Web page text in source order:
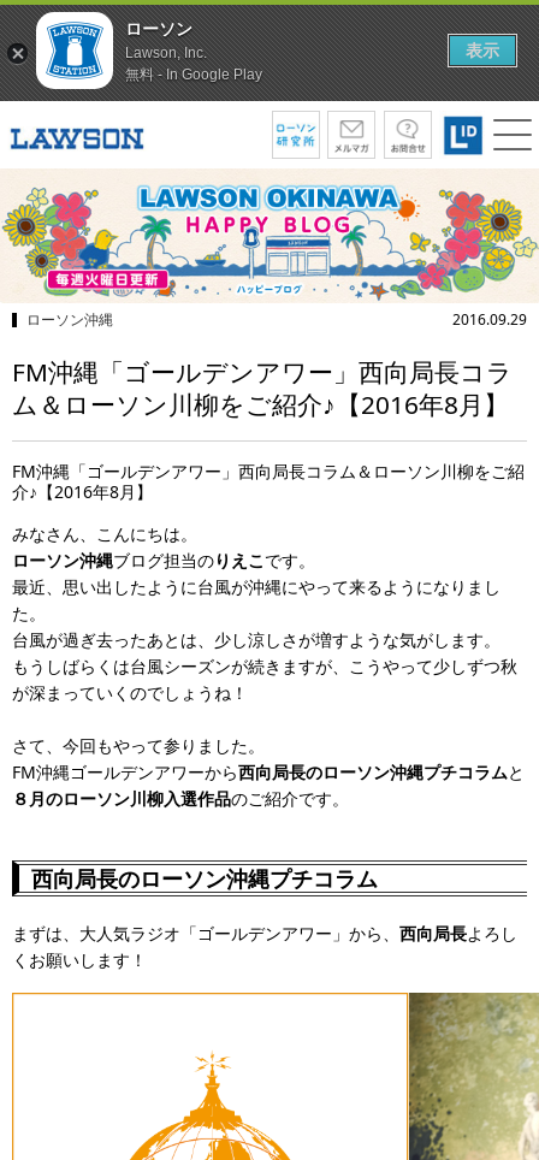
ローソン沖縄 2016.09.29
FM沖縄「ゴールデンアワー」西向局長コラ
ム＆ローソン川柳をご紹介♪【2016年8月】
FM沖縄「ゴールデンアワー」西向局長コラム＆ローソン川柳をご紹
介♪【2016年8月】
みなさん、こんにちは。
ローソン沖縄ブログ担当のりえこです。
最近、思い出したように台風が沖縄にやって来るようになりまし
た。
台風が過ぎ去ったあとは、少し涼しさが増すような気がします。
もうしばらくは台風シーズンが続きますが、こうやって少しずつ秋
が深まっていくのでしょうね！
さて、今回もやって参りました。
FM沖縄ゴールデンアワーから西向局長のローソン沖縄プチコラムと
８月のローソン川柳入選作品のご紹介です。
西向局長のローソン沖縄プチコラム
まずは、大人気ラジオ「ゴールデンアワー」から、 西向局長よろし
くお願いします！
ローソン
Lawson, Inc.
無料 - In Google Play
表示